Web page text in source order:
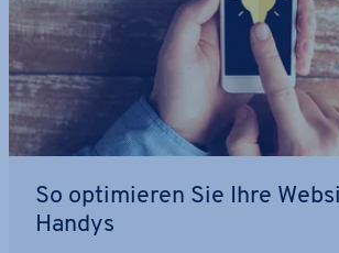
So op­ti­mie­ren Sie Ihre
Handys